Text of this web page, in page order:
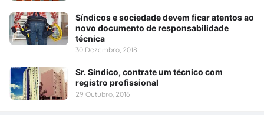
Síndicos e sociedade devem ficar atentos ao
novo documento de responsabilidade
técnica
30 Dezembro, 2018
Sr. Síndico, contrate um técnico com
registro profissional
29 Outubro, 2016